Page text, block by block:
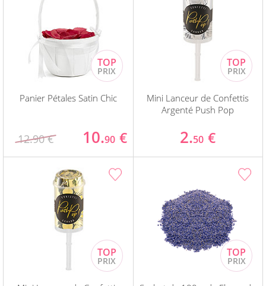
Panier Pétales Satin Chic
12.90 € 10.90 €
Mini Lanceur de Confettis
Argenté Push Pop
2.50 €